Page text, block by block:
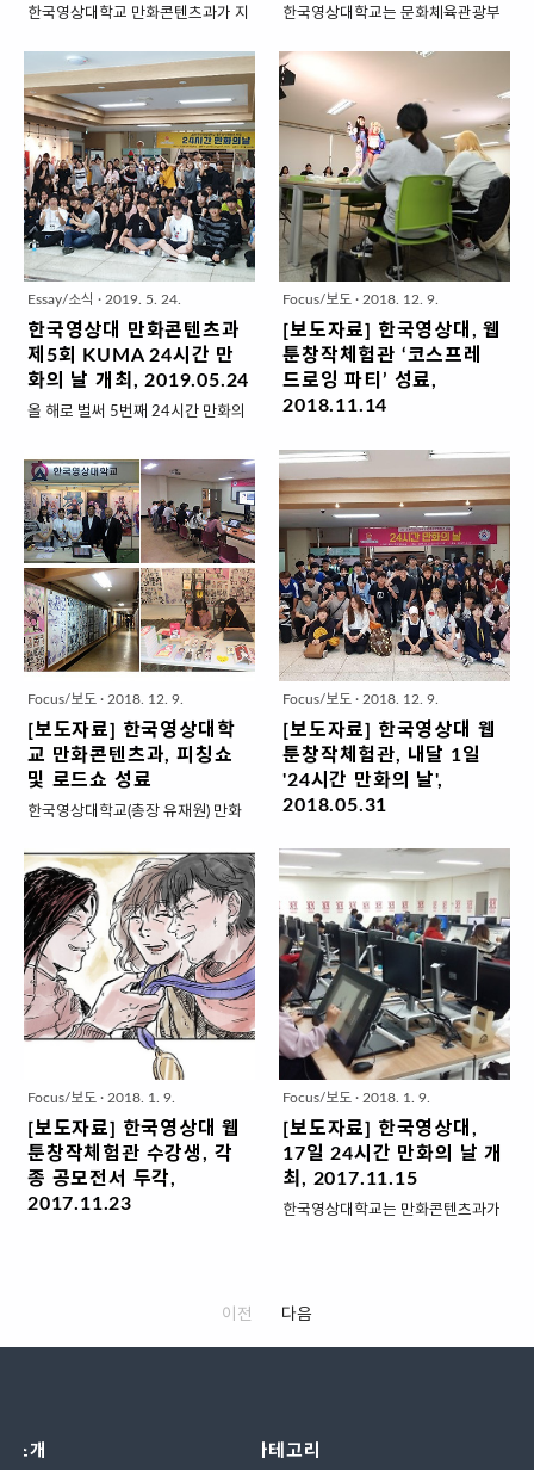
반 31대) 운영 체제를 구축했습니
장비를 포함하면 총 119대의 액정
태블릿 장비가 운용됩니다. 아마도
정원 대비 국내 최대 규모의 실습 시
설이 아닐까 생..
다. 많은 대학과 학과가 입학정원을
것은 그만큼 '잘 되고 있다는 의
미'겠지요. ^^~ 교수님들도 학생들
도 참 열심히 합니다. 한국영상대학
교는 대한민국의 새로운 중심, 행정
수도 세종특별자치시에 있고 만화
콘텐츠과는 웹툰작가 양성을 목표
로 3..
한국영상대학교 만화콘텐츠과가 지
린 만화콘텐츠 쇼케이스와 피칭데
이를 성공리에 마무리했다. 만화콘
텐츠 쇼케이스는 매년 6월 중순 진
행되는 만화콘텐츠과 재학생 중심
행사로, 올해는 150여 명의 학생이
교내 웅진관 1층 투노라마존과 2층
로드갤러리에 작품을 전시·시연했
다. 또한 피칭데이에는 3학년 졸업
예정자 41명이 참가했다. 참가생은
웹툰산업체 전문가 7인으로 구성된
기획 창작한 작품의 내용과 향후 계
획에 대해 발표했다. 강신정 학생은
"쇼케이스에 출품할 작품을 준비하
고 피칭데이 발표를 하면서 앞으로
을 할 지 이해했다"고 말했다. 평가
위원을 맡은 이재식 씨엔씨레볼루
션 대표는 "이번 행사를 통해 지금
바로 작..
한국영상대학교는 문화체육관광부
웹툰창작체험관 운영 기관으로 5년
연속 선정됐다고 10일 밝혔다. 이
사업은 웹툰창작자 양성에 주력하
는 거점형과 웹툰진로 직업체험을
중심으로 한 지역형으로 구분된다.
거점형은 만화 관련 학과가 개설된
주요 대학과 지역 문화콘텐츠 진흥
기관이 참여하고 지역형은 도서관
이나 사회복지관 등 비영리단체가
참가한다. 한국영상대는 2015년
정됨에 따라 신티크 실습실과 웹툰
제작 스튜디오, 웹툰 교육과정 개발·
산업 연구를 위한 연구소 등을 개설·
운영했다. 올해는 Δ중·고교생 대상
대상 드로잉스킬업 교육 Δ웹투니스
타 초청 레슨 Δ예비작가 대상 웹툰
데뷔반 멘토링 과정 등을 운영할 계
획이다. 박석환..
Essay/소식 · 2019. 5. 24.
한국영상대 만화콘텐츠과
제5회 KUMA 24시간 만
화의 날 개최, 2019.05.24
올 해로 벌써 5번째 24시간 만화의
생으로 들어오는 친구들이 이 날을
기다리기도 하고 1학년 때 참여했
던 2학년들이 전년도의 아쉬움 또
는 열정을 되새기고자 스스로 24시
간 만화의 날이 진행되는 실기실 문
을 열고 들어 옵니다. 그래서 올 해
또 친구들과 함께 연구실에서 밤을
새고 있습니다. 즐겁고 반가운 피로
감이죠 ^^; 올 해의 홍보영상 그리
화의 날 오프닝 영상 1. 명칭 : 24시
간 만화의 날 2. 내용 : 몰입식 창작
교육 일환으로 24시간 동안 주어진
주제와 분량에 맞춰 작품을 완성하
2019년 5월 24일 09시 부터 다음
날 08시까지 4. 대상 : 1학년 재학..
Focus/보도 · 2018. 12. 9.
[보도자료] 한국영상대, 웹
툰창작체험관 ‘코스프레
드로잉 파티’ 성료,
2018.11.14
창작체험관은, 전문 코스프레와 강
사를 초빙해 진행한 드로잉 교육 프
로그램이 성공리에 마무리 됐다고
밝혔다. 일명, ‘코스프레 드로잉 파
티’로 명명된 이 프로그램은 지난달
16일부터 이달 13일까지 5주간에
걸쳐 매주 화요일 3시간씩 진행됐
다. 만화 주인공 복장과 분장을 한
모델이 소품을 들고 무대에 올라 포
스프레(Costume Play)는 복장과 놀
이의 합성어로 만화에 등장하는 인
물의 의상, 머리모양, 화장, 각종 소
품 등을 재현해 착용하는 놀이를 뜻
을 좋아하는 청소년들의 놀이문화
에 그쳤으나, 최근에는 전문모델과
의상 디자이너, 촬영 작가 등이 참여
하는 대규모 행사와 무대극..
Focus/보도 · 2018. 12. 9.
[보도자료] 한국영상대학
교 만화콘텐츠과, 피칭쇼
및 로드쇼 성료
한국영상대학교(총장 유재원) 만화
웹툰 작품을 중심으로 구성한 2개
월간의 로드쇼를 성공리에 마무리
했다고 22일 밝혔다. 만화콘텐츠과
로드쇼는 지난 6월 11일 대학 웅진
관에서 진행된 피칭쇼를 시작으로
8월 11일 디쿠페스티벌(12일 폐막)
전시, 8월 15일 부천국제만화축제
(19일 폐막) 전시와 함께 마무리됐
다. 53명의 만화콘텐츠과 졸업예정
폼 및 에이전시로 현장실습을 나갈
계획이다. 2018학년도 1학기말 진
행된 피칭쇼에는 카카오페이지·미
스터블루·봄툰 등의 웹툰플랫폼과
들은 현장 전문가들 앞에서 자신의
Focus/보도 · 2018. 12. 9.
[보도자료] 한국영상대 웹
툰창작체험관, 내달 1일
'24시간 만화의 날',
2018.05.31
내달 1일 문화체육관광부와 한국만
화영상진흥원 후원으로 '24시간 만
화의 날'을 개최한다고 31일 밝혔
다. 24시간 만화의 날은 만화가들이
한 자리에 모여서 제시된 주제에 따
라 24시간 동안 24장으로 구성된 1
편의 만화 작품을 완성해 공개하는
프로그램이다. 당일 공개될 주제는
네이버에 '연애혁명'을 연재하고 있
서 진행되며 160여 명의 만화콘텐
츠과 학생들이 참가한다. 학생 참여
행사인 만큼 24칸부터 24장까지
자유롭게 분량을 선택할 수 있도록
를 통해 공개될 예정이다. 6월 2일
Focus/보도 · 2018. 1. 9.
[보도자료] 한국영상대 웹
툰창작체험관 수강생, 각
종 공모전서 두각,
2017.11.23
웹툰창작체험관의 청소년웹툰캠프
수상은 'vis_esse'로 권혜인(성남고
Focus/보도 · 2018. 1. 9.
[보도자료] 한국영상대,
17일 24시간 만화의 날 개
최, 2017.11.15
한국영상대학교는 만화콘텐츠과가
15일 밝혔다. 24시간 만화의 날은
성된 1편의 만화 작품을 완성하는
이전 다음
소개 카테고리